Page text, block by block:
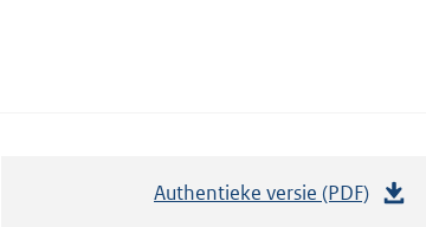
Authentieke versie (PDF)